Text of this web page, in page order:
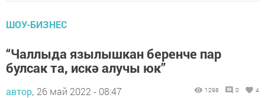
ШОУ-БИЗНЕС
“Чаллыда язылышкан беренче пар
булсак та, искә алучы юк”
автор, 26 май 2022 - 08:47 1298 0 4